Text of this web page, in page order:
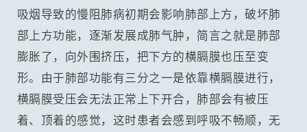
吸烟导致的慢阻肺病初期会影响肺部上方，破坏肺
部上方功能，逐渐发展成肺气肿，简言之就是肺部
膨胀了，向外围挤压，把下方的横膈膜也压至变
形。由于肺部功能有三分之一是依靠横膈膜进行，
横膈膜受压会无法正常上下开合，肺部会有被压
着、顶着的感觉，这时患者会感到呼吸不畅顺，无